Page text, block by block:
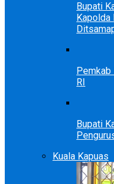
Bupati
RI
Bupati
Kuala Kapuas